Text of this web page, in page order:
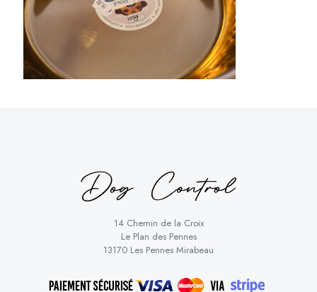
14 Chemin de la Croix
Le Plan des Pennes
13170 Les Pennes Mirabeau